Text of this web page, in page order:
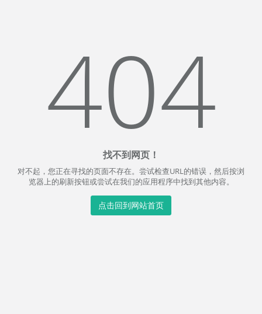
404
找不到网页！
对不起，您正在寻找的页面不存在。尝试检查URL的错误，然后按浏
览器上的刷新按钮或尝试在我们的应用程序中找到其他内容。
点击回到网站首页